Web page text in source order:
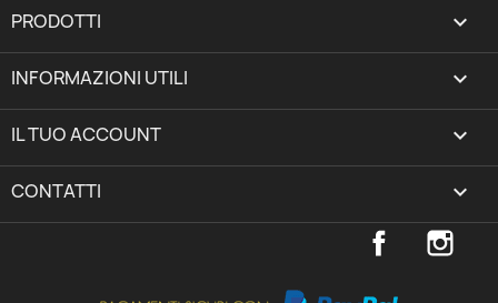
PRODOTTI 
INFORMAZIONI UTILI 
IL TUO ACCOUNT expand_more
CONTATTI keyboard_arrow_down
Facebook